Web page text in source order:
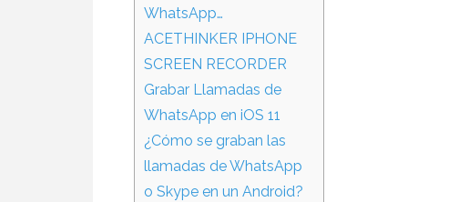
WhatsApp…
ACETHINKER IPHONE
SCREEN RECORDER
Grabar Llamadas de
WhatsApp en iOS 11
¿Cómo se graban las
llamadas de WhatsApp
o Skype en un Android?